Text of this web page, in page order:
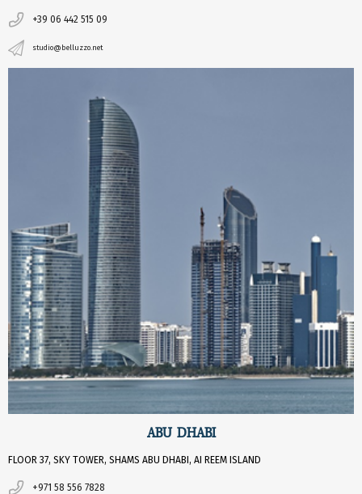
+39 06 442 515 09
studio@belluzzo.net
ABU DHABI
FLOOR 37, SKY TOWER, SHAMS ABU DHABI, AI REEM ISLAND
+971 58 556 7828